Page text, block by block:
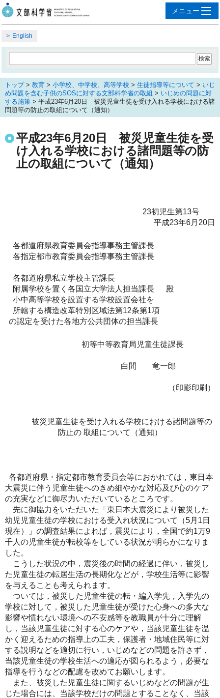
English
トップ> 教育 > 小学校、中学校、高等学校 > 生徒指導等について > いじ
め問題を含む子供のSOSに対する文部科学省の取組 > いじめの問題に対
する施策 > 平成23年6月20日 被災児童生徒を受け入れる学校における諸
問題等の防止の取組について（通知）
平成23年6月20日 被災児童生徒を受
け入れる学校における諸問題等の防
止の取組について（通知）
23初児生第13号
平成23年6月20日
各都道府県教育委員会指導事務主管課長
各指定都市教育委員会指導事務主管課長
各都道府県私立学校主管課長
附属学校を置く各国立大学法人担当課長 殿
小中高等学校を設置する学校設置会社を
所轄する構造改革特別区域法第12条第1項
の認定を受けた各地方公共団体の担当課長
初等中等教育局児童生徒課長
白間 竜一郎
（印影印刷）
被災児童生徒を受け入れる学校における諸問題等の
防止の 取組について（通知）
各都道府県・指定都市教育委員会等におかれては，東日本
大震災に伴う児童生徒へのきめ細やかな対応及び心のケア
の充実などに御尽力いただいているところです。
先に御協力をいただいた「東日本大震災により被災した
幼児児童生徒の学校における受入れ状況について（5月1日
現在）」の調査結果によれば，震災により，全国で約1万9
千人の児童生徒が転校等をしている状況が明らかになりま
した。
こうした状況の中，震災後の時間の経過に伴い，被災し
た児童生徒の転居生活の長期化などが，学校生活等に影響
を与えることも考えられます。
ついては，被災した児童生徒の転・編入学先，入学先の
学校に対して，被災した児童生徒が受けた心身への多大な
影響や慣れない環境への不安感等を教職員が十分に理解
し，当該児童生徒に対する心のケアや，当該児童生徒を温
かく迎えるための指導上の工夫，保護者・地域住民等に対
する説明などを適切に行い，いじめなどの問題を許さず，
当該児童生徒の学校生活への適応が図られるよう，必要な
指導を行うなどの配慮を改めてお願いします。
また、被災した児童生徒に関するいじめなどの問題が生
じた場合には、当該学校だけの問題とすることなく、当該